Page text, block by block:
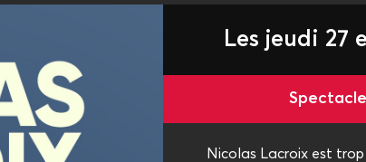
Les jeudi 27
Nicolas Lacroix est